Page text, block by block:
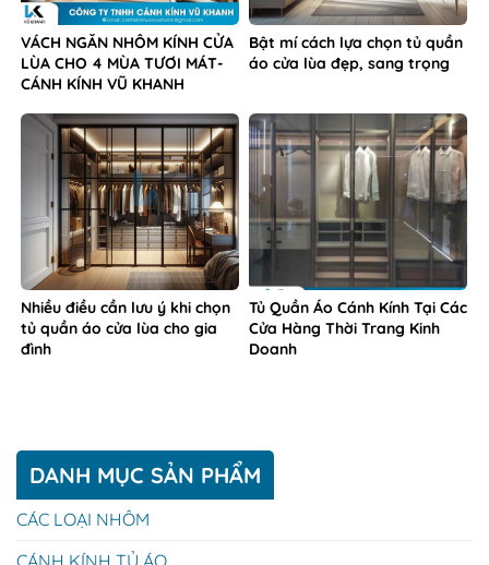
VÁCH NGĂN NHÔM KÍNH CỬA
LÙA CHO 4 MÙA TƯƠI MÁT-
CÁNH KÍNH VŨ KHANH
Bật mí cách lựa chọn tủ quần
áo cửa lùa đẹp, sang trọng
Nhiều điều cần lưu ý khi chọn
tủ quần áo cửa lùa cho gia
đình
Tủ Quần Áo Cánh Kính Tại Các
Cửa Hàng Thời Trang Kinh
Doanh
DANH MỤC SẢN PHẨM
CÁC LOẠI NHÔM